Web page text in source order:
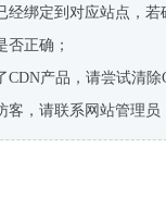
经绑定到对应站点，
否正确；
CDN产品，请尝试清除
客，请联系网站管理员